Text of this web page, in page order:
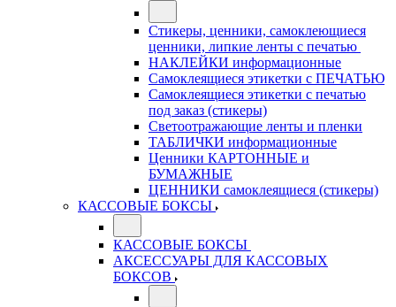
Стикеры, ценники, самоклеющиеся
ценники, липкие ленты с печатью
НАКЛЕЙКИ информационные
Самоклеящиеся этикетки с ПЕЧАТЬЮ
Самоклеящиеся этикетки с печатью
под заказ (стикеры)
Светоотражающие ленты и пленки
ТАБЛИЧКИ информационные
Ценники КАРТОННЫЕ и
БУМАЖНЫЕ
ЦЕННИКИ самоклеящиеся (стикеры)
КАССОВЫЕ БОКСЫ
КАССОВЫЕ БОКСЫ
АКСЕССУАРЫ ДЛЯ КАССОВЫХ
БОКСОВ